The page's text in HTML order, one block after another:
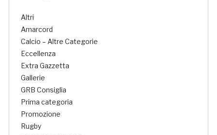
Altri
Amarcord
Calcio – Altre Categorie
Eccellenza
Extra Gazzetta
Gallerie
GRB Consiglia
Prima categoria
Promozione
Rugby